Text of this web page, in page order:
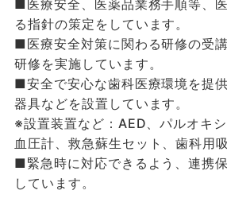
■医療安全、医薬品業務手順等、
る指針の策定をしています。
■医療安全対策に関わる研修の受
研修を実施しています。
■安全で安心な歯科医療環境を提
器具などを設置しています。
※設置装置など：AED、パルオキシ
血圧計、救急蘇生セット、歯科用
■緊急時に対応できるよう、連携
しています。